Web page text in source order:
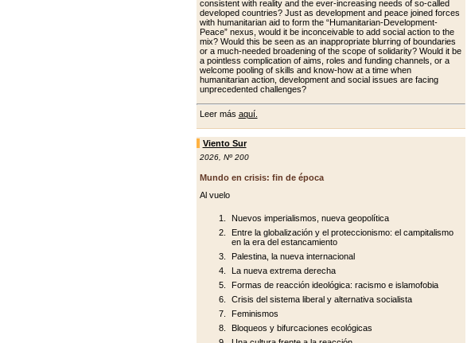
consistent with re­ality and the ever-increasing needs of so-called
developed countries? Just as development and peace joined forc­es
with humanitarian aid to form the “Humanitarian-Development-
Peace” nexus, would it be inconceivable to add social action to the
mix? Would this be seen as an inappropriate blurring of boundaries
or a much-needed broad­ening of the scope of solidarity? Would it be
a pointless complication of aims, roles and funding channels, or a
wel­come pooling of skills and know-how at a time when
humanitarian action, de­velopment and social issues are facing
unprecedented challenges?
Leer más aquí.
Viento Sur
2026, Nº 200
Mundo en crisis: fin de época
Al vuelo
Nuevos imperialismos, nueva geopolítica
Entre la globalización y el proteccionismo: el campitalismo
en la era del estancamiento
Palestina, la nueva internacional
La nueva extrema derecha
Formas de reacción ideológica: racismo e islamofobia
Crisis del sistema liberal y alternativa socialista
Feminismos
Bloqueos y bifurcaciones ecológicas